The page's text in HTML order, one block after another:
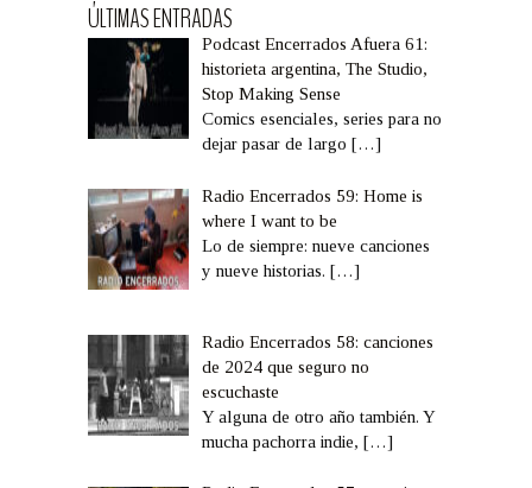
ÚLTIMAS ENTRADAS
Podcast Encerrados Afuera 61:
historieta argentina, The Studio,
Stop Making Sense
Comics esenciales, series para no
dejar pasar de largo[…]
Radio Encerrados 59: Home is
where I want to be
Lo de siempre: nueve canciones
y nueve historias.[…]
Radio Encerrados 58: canciones
de 2024 que seguro no
escuchaste
Y alguna de otro año también. Y
mucha pachorra indie,[…]